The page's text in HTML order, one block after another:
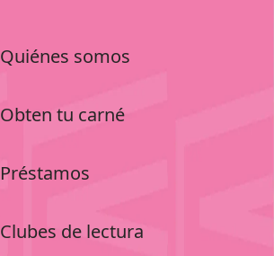
Quiénes somos
Obten tu carné
Préstamos
Clubes de lectura